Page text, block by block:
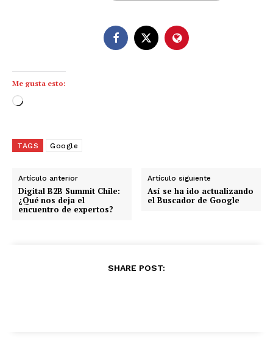
Me gusta esto:
C
g
n
d
o
TAGS Google
Artículo anterior
Digital B2B Summit Chile:
¿Qué nos deja el
encuentro de expertos?
Artículo siguiente
Así se ha ido actualizando
el Buscador de Google
SHARE POST: